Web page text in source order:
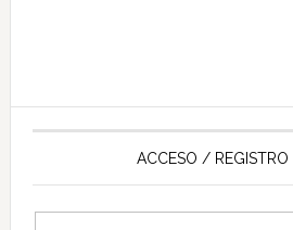
ACCESO / REGISTRO